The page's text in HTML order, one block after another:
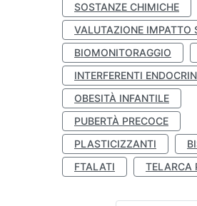
SOSTANZE CHIMICHE
VALUTAZIONE IMPATTO
BIOMONITORAGGIO
INTERFERENTI
OBESITÀ INFANTILE
PUBERTÀ PRECOCE
PLASTICIZZANTI
FTALATI
TELARCA